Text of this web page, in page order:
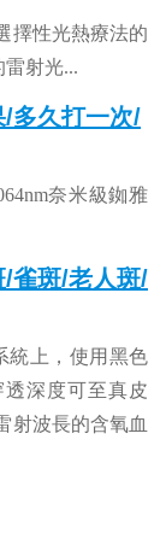
擇性光熱療法的
雷射光...
多久打一次/
奈米級銣雅
雀斑/老人斑/
統上，使用黑色
透深度可至真皮
射波長的含氧血